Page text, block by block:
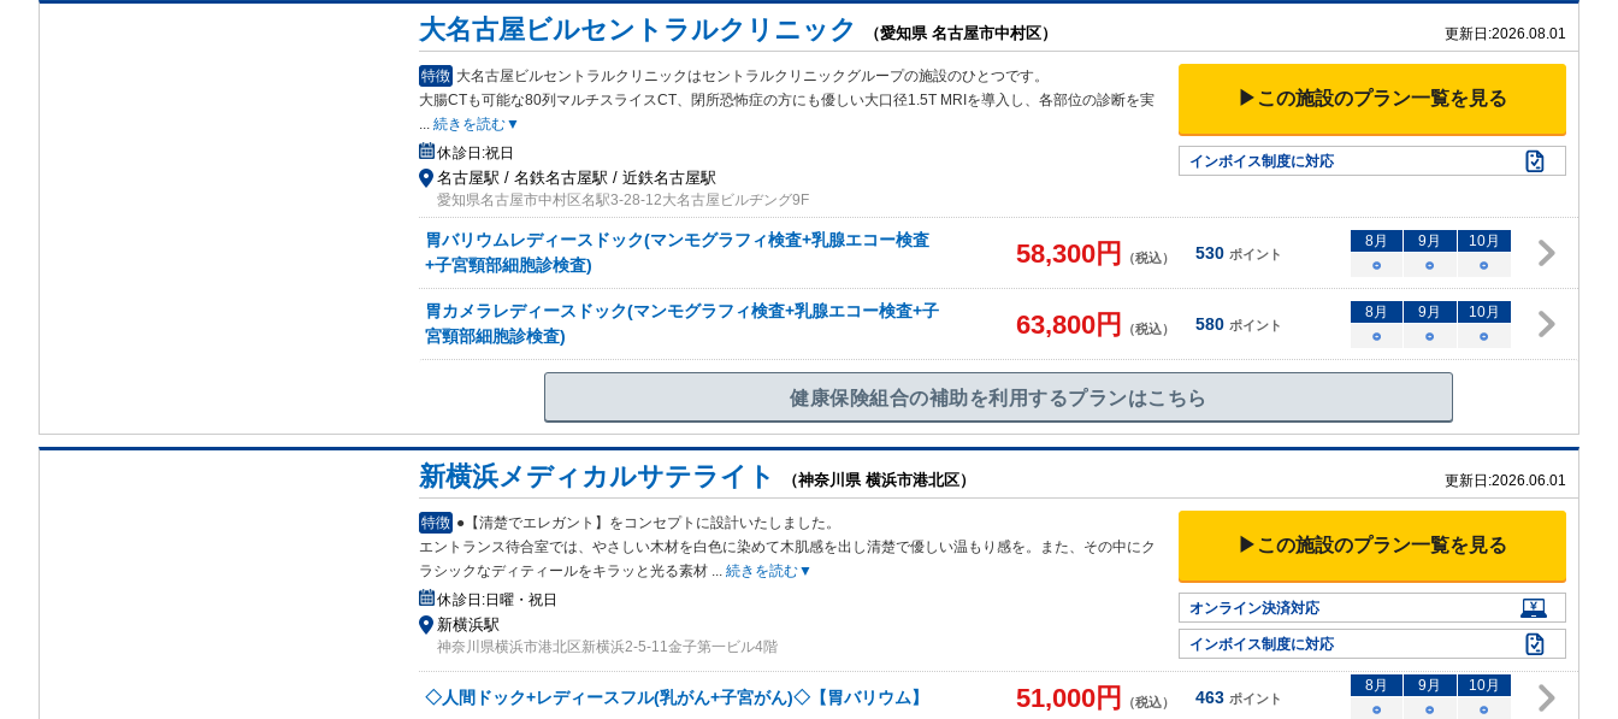
大名古屋ビルセントラルクリニック （愛知県 名古屋市中村区） 更新日:2026.08.01
特徴 大名古屋ビルセントラルクリニックはセントラルクリニックグループの施設のひとつです。
大腸CTも可能な80列マルチスライスCT、閉所恐怖症の方にも優しい大口径1.5T MRIを導入し、各部位の診断を実
... 続きを読む▼
休診日:祝日
名古屋駅 / 名鉄名古屋駅 / 近鉄名古屋駅
愛知県名古屋市中村区名駅3-28-12大名古屋ビルヂング9F
▶この施設のプラン一覧を見る
インボイス制度に対応
胃バリウムレディースドック(マンモグラフィ検査+乳腺エコー検査
+子宮頸部細胞診検査)
58,300円 （税込） 530 ポイント
8月 9月 10月
○
○ ○
胃カメラレディースドック(マンモグラフィ検査+乳腺エコー検査+子
宮頸部細胞診検査)
63,800円 （税込） 580 ポイント
8月 9月 10月
○
○ ○
健康保険組合の補助を利用するプランはこちら
新横浜メディカルサテライト （神奈川県 横浜市港北区） 更新日:2026.06.01
特徴 ●【清楚でエレガント】をコンセプトに設計いたしました。
エントランス待合室では、やさしい木材を白色に染めて木肌感を出し清楚で優しい温もり感を。また、その中にク
ラシックなディティールをキラッと光る素材 ... 続きを読む▼
休診日:日曜・祝日
新横浜駅
神奈川県横浜市港北区新横浜2-5-11金子第一ビル4階
▶この施設のプラン一覧を見る
オンライン決済対応
インボイス制度に対応
◇人間ドック+レディースフル(乳がん+子宮がん)◇【胃バリウム】 51,000円 （税込） 463 ポイント
8月 9月 10月
○
○ ○